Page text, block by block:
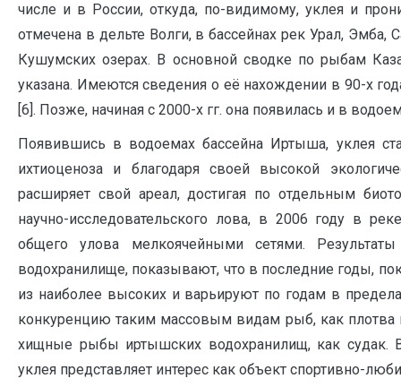
числе и в России, откуда, по-видимому, уклея и
отмечена в дельте Волги, в бассейнах рек Урал,
Кушумских озерах. В основной сводке по рыбам
указана. Имеются сведения о её нахождении в 90-х
[6]. Позже, начиная с 2000-х гг. она появилась и в
Появившись в водоемах бассейна Иртыша, уклея
ихтиоценоза и благодаря своей высокой
расширяет свой ареал, достигая по отдельным
научно-исследовательского лова, в 2006 году в
общего улова мелкоячейными сетями.
водохранилище, показывают, что в последние годы,
из наиболее высоких и варьируют по годам в
конкуренцию таким массовым видам рыб, как плотва
хищные рыбы иртышских водохранилищ, как судак.
уклея представляет интерес как объект спортивно-